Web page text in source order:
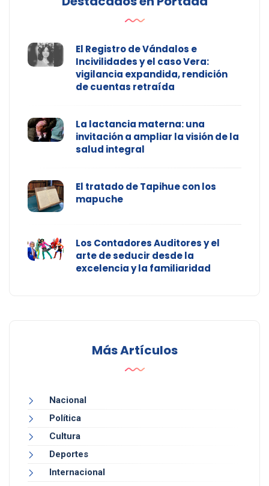
El Registro de Vándalos e
Incivilidades y el caso Vera:
vigilancia expandida, rendición
de cuentas retraída
La lactancia materna: una
invitación a ampliar la visión de la
salud integral
El tratado de Tapihue con los
mapuche
Los Contadores Auditores y el
arte de seducir desde la
excelencia y la familiaridad
Más Artículos
Nacional
Política
Cultura
Deportes
Internacional